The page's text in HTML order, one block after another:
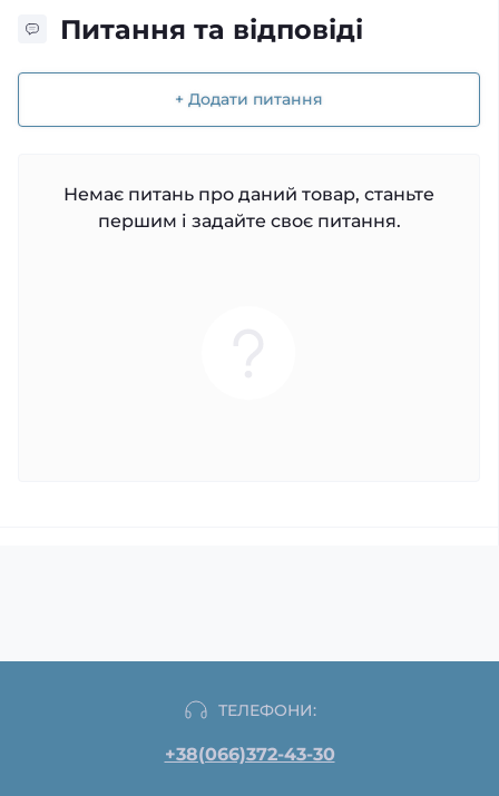
Питання та відповіді
+ Додати питання
Немає питань про даний товар, станьте
першим і задайте своє питання.
ТЕЛЕФОНИ:
+38(066)372-43-30